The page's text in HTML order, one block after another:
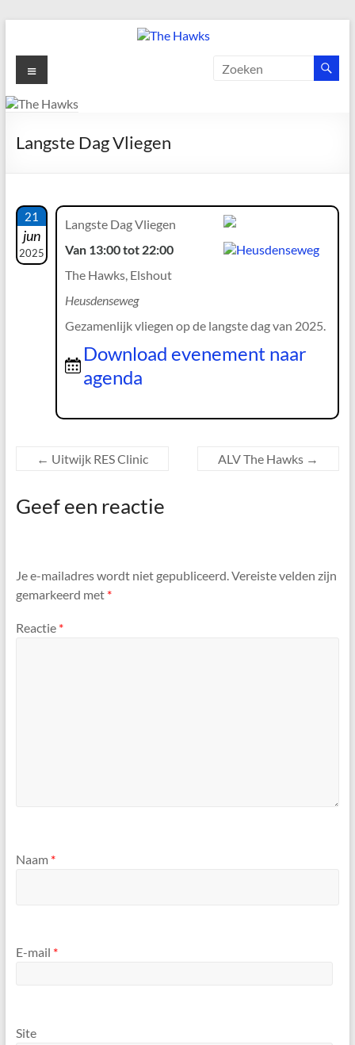
de
inhoud
The
Hawks
gezelligste
Menu
Langste Dag Vliegen
21
jun
2025
Langste Dag Vliegen
Van 13:00 tot 22:00
The Hawks, Elshout
Heusdenseweg
Gezamenlijk vliegen op de langste dag van 2025.
Download evenement naar
agenda
← Uitwijk RES Clinic ALV The Hawks →
Geef een reactie
Je e-mailadres wordt niet gepubliceerd.Vereiste velden zijn
gemarkeerd met *
Reactie *
Naam *
E-mail *
Site